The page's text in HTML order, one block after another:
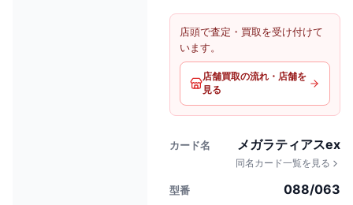
店頭で査定・買取を受け付けて
います。
店舗買取の流れ・店舗を
見る
カード名 メガラティアスex
同名カード一覧を見る
型番 088/063